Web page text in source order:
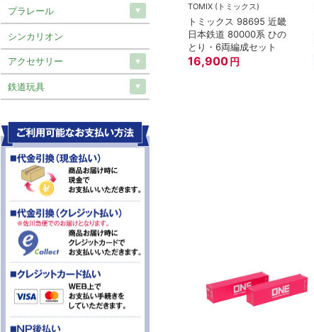
TOMIX (トミックス)
トミックス 98695 近畿
日本鉄道 80000系 ひの
とり・6両編成セット
16,900 円
プラレール
シンカリオン
アクセサリー
鉄道玩具